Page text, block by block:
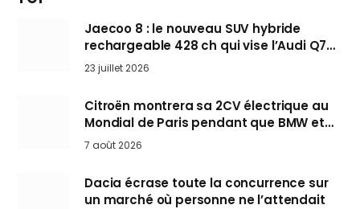
Jaecoo 8 : le nouveau SUV hybride
rechargeable 428 ch qui vise l’Audi Q7
arrive en Europe cet automne
23 juillet 2026
Citroën montrera sa 2CV électrique au
Mondial de Paris pendant que BMW et
Mini désertent le salon
7 août 2026
Dacia écrase toute la concurrence sur
un marché où personne ne l’attendait